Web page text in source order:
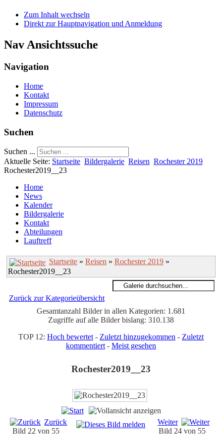
Zum Inhalt wechseln
Direkt zur Hauptnavigation und Anmeldung
Nav Ansichtssuche
Navigation
Home
Kontakt
Impressum
Datenschutz
Suchen
Suchen ...
Aktuelle Seite: Startseite Bildergalerie Reisen Rochester 2019
Rochester2019__23
Home
News
Kalender
Bildergalerie
Kontakt
Abteilungen
Lauftreff
Startseite » Reisen » Rochester 2019 »
Rochester2019__23
Zurück zur Kategorieübersicht
Gesamtanzahl Bilder in allen Kategorien: 1.681
Zugriffe auf alle Bilder bislang: 310.138
TOP 12: Hoch bewertet - Zuletzt hinzugekommen - Zuletzt
kommentiert - Meist gesehen
Rochester2019__23
Zurück
Bild 22 von 55
Weiter
Bild 24 von 55